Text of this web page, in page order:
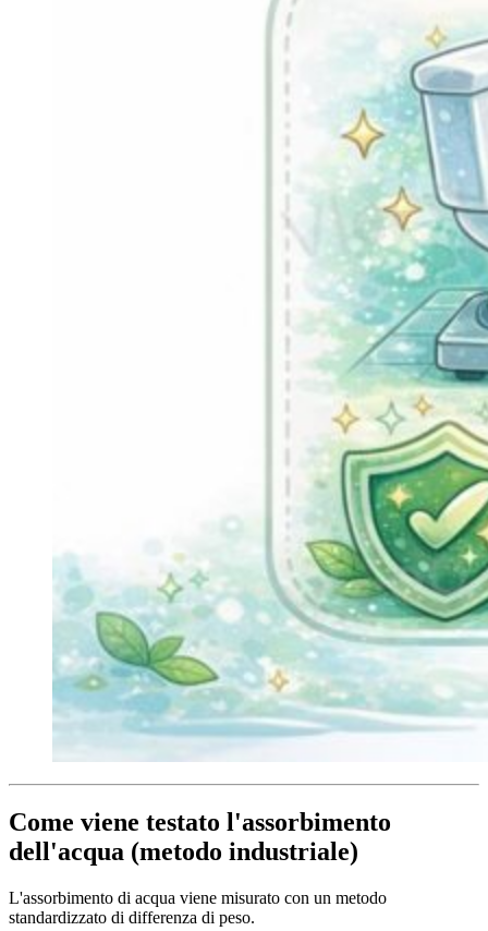
Come viene testato l'assorbimento
dell'acqua (metodo industriale)
L'assorbimento di acqua viene misurato con un metodo
standardizzato di differenza di peso.